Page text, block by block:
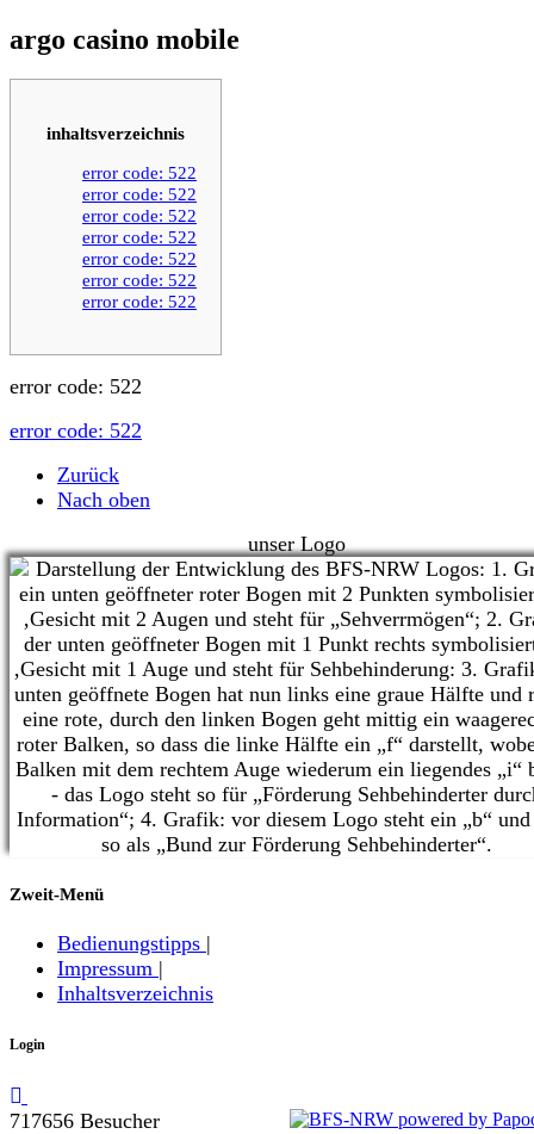
argo casino mobile
inhaltsverzeichnis
error code: 522
error code: 522
error code: 522
error code: 522
error code: 522
error code: 522
error code: 522
error code: 522
error code: 522
Zurück
Nach oben
unser Logo
Zweit-Menü
Bedienungstipps |
Impressum |
Inhaltsverzeichnis
Login
717656 Besucher